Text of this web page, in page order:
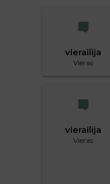
vierailija
Vieras
vierailija
Vieras